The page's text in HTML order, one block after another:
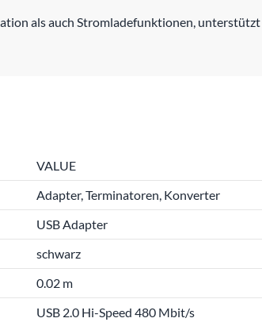
als auch Stromladefunktionen,
VALUE
Adapter, Terminatoren, Konverter
USB Adapter
schwarz
0.02 m
USB 2.0 Hi-Speed 480 Mbit/s